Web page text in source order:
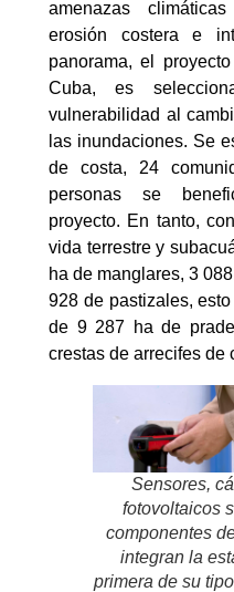
amenazas
erosión costera e
panorama, el
Cuba, es
vulnerabilidad al
las inundaciones. Se
de costa, 24
personas se
proyecto. En tanto,
vida terrestre y
ha de manglares, 3
928 de pastizales,
de 9 287 ha de
crestas de arrecifes de
Sensores,
fotovoltaicos
componentes
integran la
primera de su